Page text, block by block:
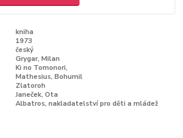
kniha
1973
český
Grygar, Milan
Ki no Tomonori,
Mathesius, Bohumil
Zlatoroh
Janeček, Ota
Albatros, nakladatelství pro děti a mládež